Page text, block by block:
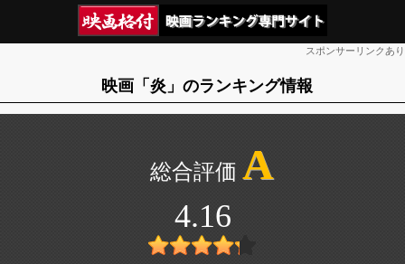
スポンサーリンクあり
映画「炎」のランキング情報
A
4.16